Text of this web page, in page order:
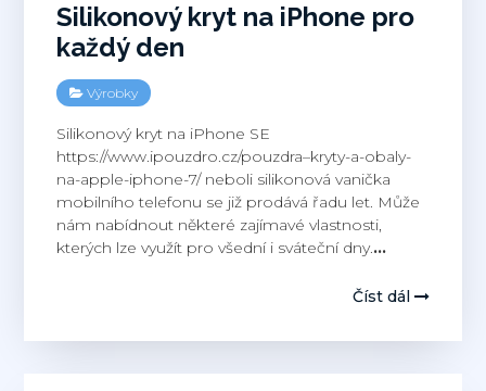
Silikonový kryt na iPhone pro
každý den
Výrobky
Silikonový kryt na iPhone SE
https://www.ipouzdro.cz/pouzdra–kryty-a-obaly-
na-apple-iphone-7/ neboli silikonová vanička
mobilního telefonu se již prodává řadu let. Může
nám nabídnout některé zajímavé vlastnosti,
kterých lze využít pro všední i sváteční dny.…
Číst dál